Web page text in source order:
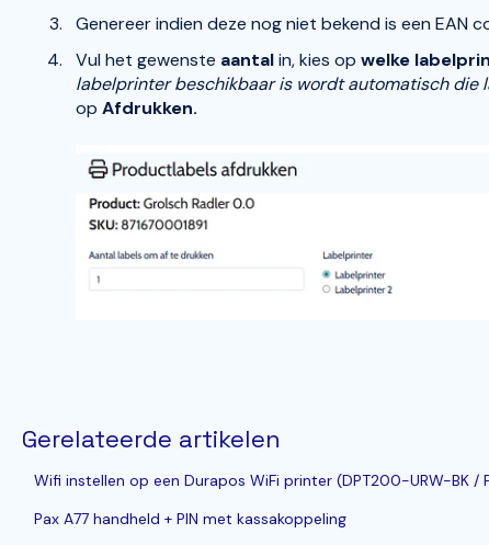
Genereer indien deze nog niet bekend is een EAN
Vul het gewenste aantalin, kies op welke
labelprinter beschikbaar is wordt automatisch die
op Afdrukken.
Gerelateerde artikelen
Wifi instellen op een Durapos WiFi printer (DPT200-URW-BK /
Pax A77 handheld + PIN met kassakoppeling